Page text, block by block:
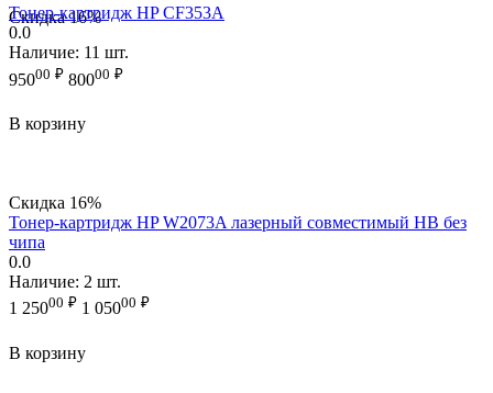
Скидка16%
Тонер-картридж HP CF353A
0.0
Наличие: 11 шт.
95000 ₽ 80000 ₽
В корзину
Скидка 16%
Тонер-картридж HP W2073A лазерный совместимый HB без
чипа
0.0
Наличие: 2 шт.
1 25000 ₽ 1 05000 ₽
В корзину